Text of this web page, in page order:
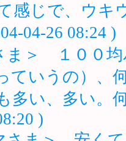
感じで、ウキ
04-26 08:24 )
ま＞ １００均
ていうの）、
多い、多い。
)